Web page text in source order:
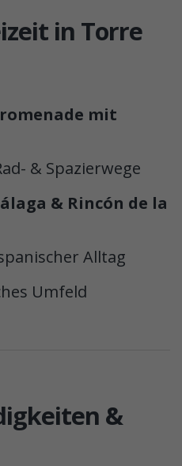
in Torre
mit
& Spazierwege
& Rincón de la
Alltag
Umfeld
&